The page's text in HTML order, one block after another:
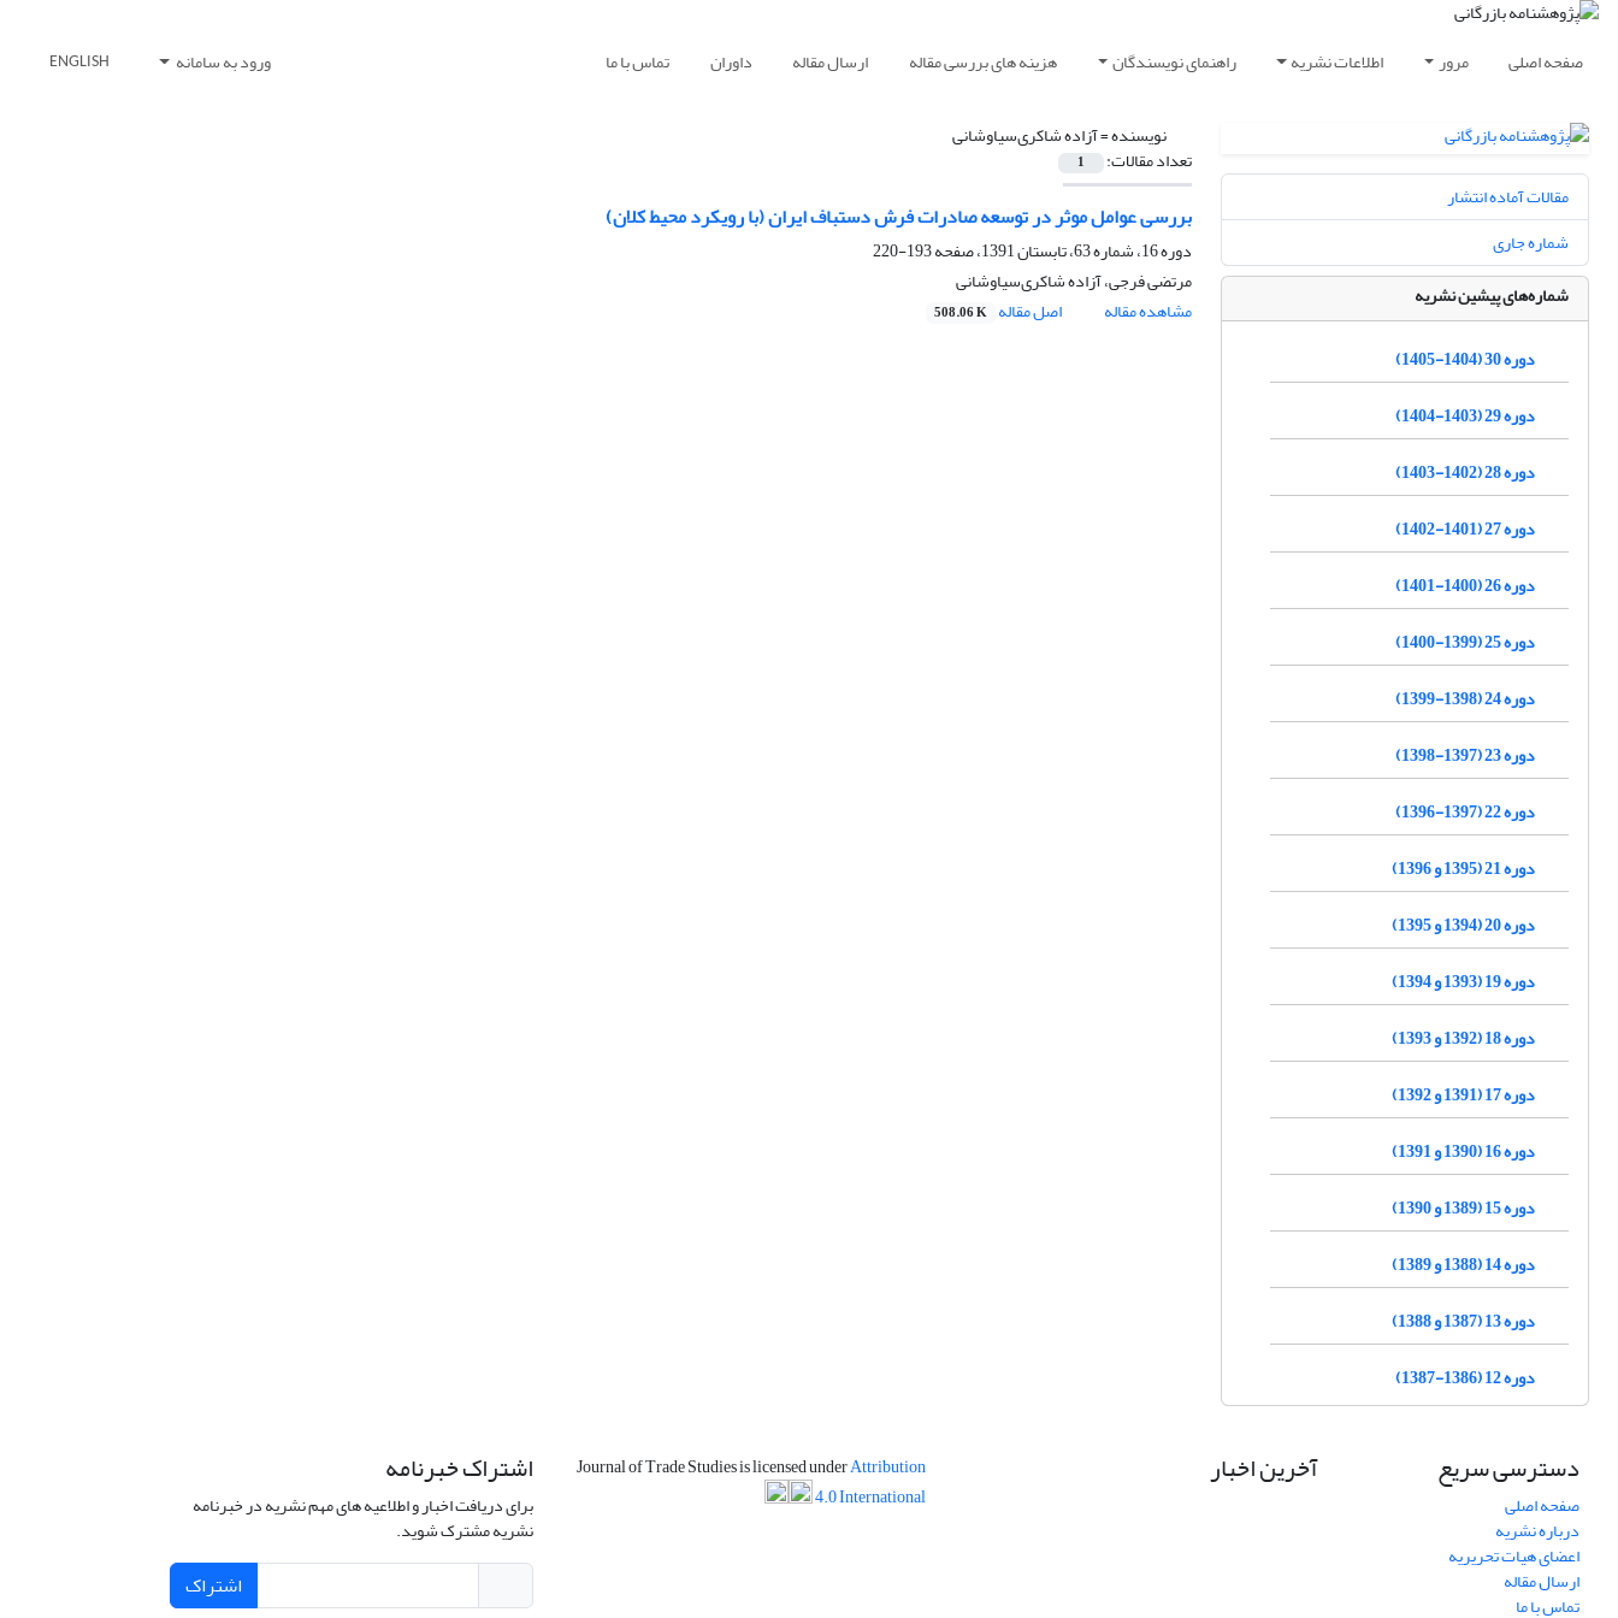
صفحه اصلی مرور اطلاعات نشریه راهنمای نویسندگان هزینه های بررسی مقاله ارسال مقاله داوران تماس با ما ورود به سامانه ENGLISH
نویسنده =آزاده شاکری‌سیاوشانی
تعداد مقالات: 1
بررسی عوامل موثر در توسعه صادرات فرش دستباف ایران (با رویکرد محیط کلان)
دوره 16، شماره 63، تابستان 1391، صفحه
193-220
مرتضی فرجی، آزاده شاکری‌سیاوشانی
مشاهده مقاله
اصل مقاله 508.06 K
مقالات آماده انتشار
شماره جاری
شماره‌های پیشین نشریه
دوره 30 (1404-1405)
دوره 29 (1403-1404)
دوره 28 (1402-1403)
دوره 27 (1401-1402)
دوره 26 (1400-1401)
دوره 25 (1399-1400)
دوره 24 (1398-1399)
دوره 23 (1397-1398)
دوره 22 (1397-1396)
دوره 21 (1395 و 1396)
دوره 20 (1394 و 1395)
دوره 19 (1393 و 1394)
دوره 18 (1392 و 1393)
دوره 17 (1391 و 1392)
دوره 16 (1390 و 1391)
دوره 15 (1389 و 1390)
دوره 14 (1388 و 1389)
دوره 13 (1387 و 1388)
دوره 12 (1386-1387)
دسترسی سریع
صفحه اصلی
درباره نشریه
اعضای هیات تحریریه
ارسال مقاله
تماس با ما
آخرین اخبار Journal of Trade Studies is licensed underAttribution
4.0 International
اشتراک خبرنامه
برای دریافت اخبار و اطلاعیه های مهم نشریه در خبرنامه
نشریه مشترک شوید.
اشتراک